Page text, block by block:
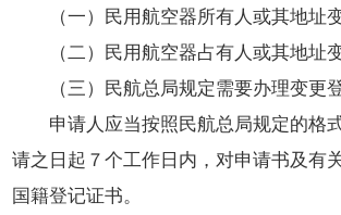
（一）民用航空器所有人或其地址变
（二）民用航空器占有人或其地址变
（三）民航总局规定需要办理变更登
申请人应当按照民航总局规定的格式
请之日起７个工作日内，对申请书及有
国籍登记证书。